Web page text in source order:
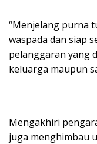
“Menjelang purna
waspada dan siap
pelanggaran yang
keluarga maupun
Mengakhiri
juga menghimbau